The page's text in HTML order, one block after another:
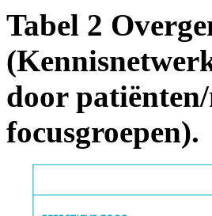
Tabel 2
door
focusgroepen).